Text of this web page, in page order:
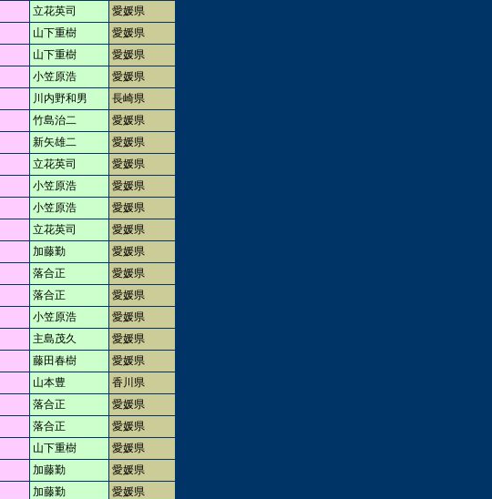
立花英司
愛媛県
山下重樹
愛媛県
山下重樹
愛媛県
小笠原浩
愛媛県
川内野和男
長崎県
竹島治二
愛媛県
新矢雄二
愛媛県
立花英司
愛媛県
小笠原浩
愛媛県
小笠原浩
愛媛県
立花英司
愛媛県
加藤勤
愛媛県
落合正
愛媛県
落合正
愛媛県
小笠原浩
愛媛県
主島茂久
愛媛県
藤田春樹
愛媛県
山本豊
香川県
落合正
愛媛県
落合正
愛媛県
山下重樹
愛媛県
加藤勤
愛媛県
加藤勤
愛媛県